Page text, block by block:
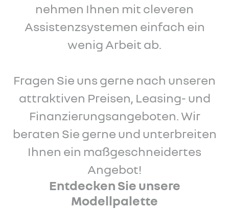
nehmen Ihnen mit cleveren
Assistenzsystemen einfach ein
wenig Arbeit ab.
Fragen Sie uns gerne nach unseren
attraktiven Preisen, Leasing- und
Finanzierungsangeboten. Wir
beraten Sie gerne und unterbreiten
Ihnen ein maßgeschneidertes
Angebot!
Entdecken Sie unsere
Modellpalette